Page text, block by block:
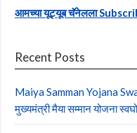
आमच्या यूट्यूब चॅनेलला
Recent Posts
Maiya Samman Yojana
मुख्यमंत्री मैया सम्मान योजना